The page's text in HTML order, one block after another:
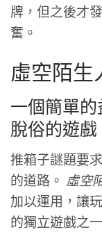
牌，但之後才
奮。
虛空陌生
一個簡單
脫俗的遊戲
推箱子謎題要
的道路。 虛空
加以運用，讓
的獨立遊戲之一